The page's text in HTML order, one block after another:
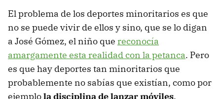
El problema de los deportes minoritarios es que
no se puede vivir de ellos y sino, que se lo digan
a José Gómez, el niño que reconocía
amargamente esta realidad con la petanca. Pero
es que hay deportes tan minoritarios que
probablemente no sabías que existían, como por
ejemplola disciplina de lanzar móviles.